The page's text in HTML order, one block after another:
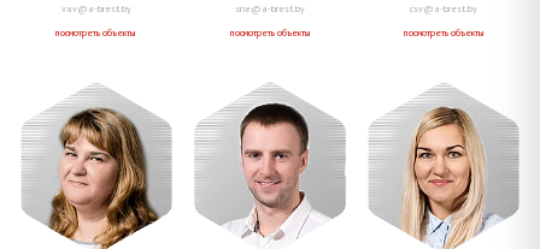
vav@a-brest.by
посмотреть объекты
sne@a-brest.by
посмотреть объекты
csv@a-brest.by
посмотреть объекты